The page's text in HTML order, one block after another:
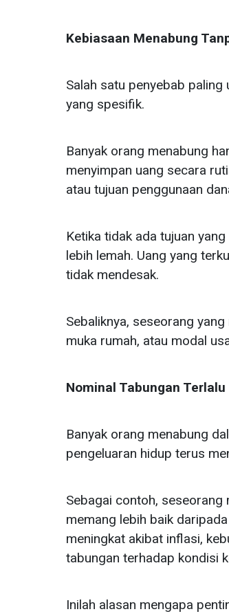
Kebiasaan Menabung
Salah satu penyebab
yang spesifik.
Banyak orang menabung
menyimpan uang secara
atau tujuan penggunaan
Ketika tidak ada tujuan
lebih lemah. Uang yang
tidak mendesak.
Sebaliknya, seseorang
muka rumah, atau modal
Nominal Tabungan
Banyak orang menabung
pengeluaran hidup terus
Sebagai contoh,
memang lebih baik
meningkat akibat inflasi,
tabungan terhadap kondisi
Inilah alasan mengapa